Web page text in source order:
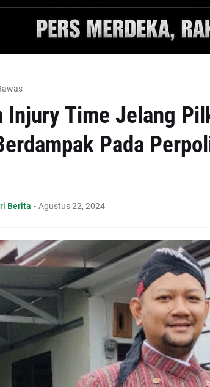
Injury Time Jelang
Pada
Berita - Agustus 22, 2024